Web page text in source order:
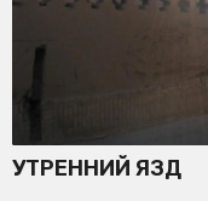
УТРЕННИЙ ЯЗД